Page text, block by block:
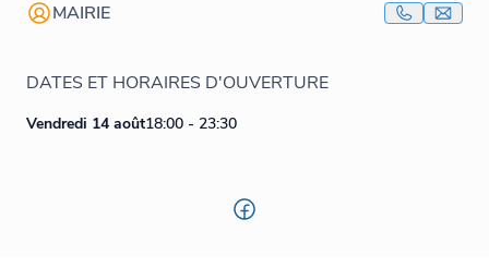
MAIRIE
DATES ET HORAIRES D'OUVERTURE
Vendredi 14 août18:00 - 23:30